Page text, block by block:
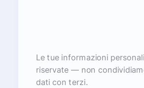
Le tue informazioni
riservate — non
dati con terzi.